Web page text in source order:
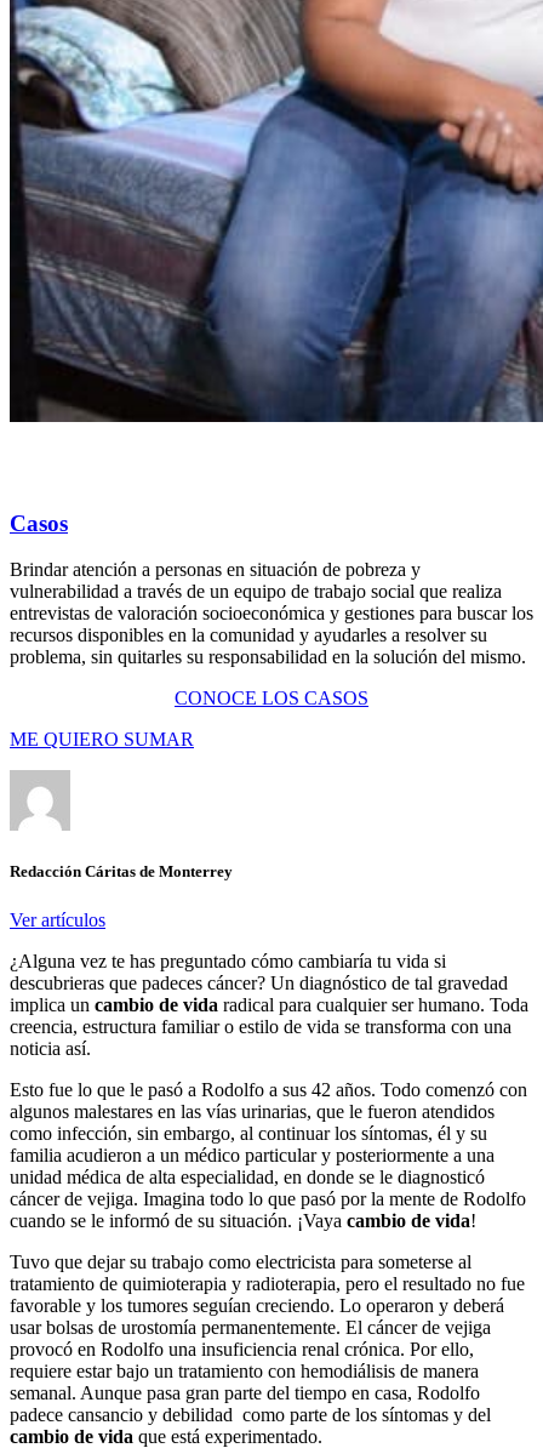
Casos
Brindar atención a personas en situación de pobreza y
vulnerabilidad a través de un equipo de trabajo social que realiza
entrevistas de valoración socioeconómica y gestiones para buscar los
recursos disponibles en la comunidad y ayudarles a resolver su
problema, sin quitarles su responsabilidad en la solución del mismo.
CONOCE LOS CASOS
ME QUIERO SUMAR
Redacción Cáritas de Monterrey
Ver artículos
¿Alguna vez te has preguntado cómo cambiaría tu vida si
descubrieras que padeces cáncer? Un diagnóstico de tal gravedad
implica un cambio de vida radical para cualquier ser humano. Toda
creencia, estructura familiar o estilo de vida se transforma con una
noticia así.
Esto fue lo que le pasó a Rodolfo a sus 42 años. Todo comenzó con
algunos malestares en las vías urinarias, que le fueron atendidos
como infección, sin embargo, al continuar los síntomas, él y su
familia acudieron a un médico particular y posteriormente a una
unidad médica de alta especialidad, en donde se le diagnosticó
cáncer de vejiga. Imagina todo lo que pasó por la mente de Rodolfo
cuando se le informó de su situación. ¡Vaya cambio de vida!
Tuvo que dejar su trabajo como electricista para someterse al
tratamiento de quimioterapia y radioterapia, pero el resultado no fue
favorable y los tumores seguían creciendo. Lo operaron y deberá
usar bolsas de urostomía permanentemente. El cáncer de vejiga
provocó en Rodolfo una insuficiencia renal crónica. Por ello,
requiere estar bajo un tratamiento con hemodiálisis de manera
semanal. Aunque pasa gran parte del tiempo en casa, Rodolfo
padece cansancio y debilidad como parte de los síntomas y del
cambio de vida que está experimentado.